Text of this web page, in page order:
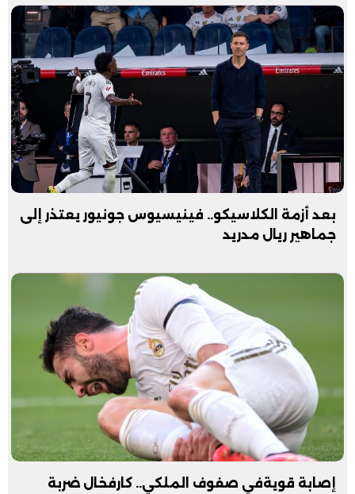
بعد أزمة الكلاسيكو.. فينيسيوس جونيور يعتذر إلى
جماهير ريال مدريد
إصابة قويةفي صفوف الملكي.. كارفخال ضربة